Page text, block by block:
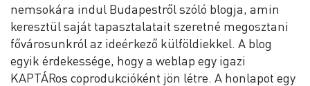
nemsokára indul Budapestről szóló blogja, amin
keresztül saját tapasztalatait szeretné megosztani
fővárosunkról az ideérkező külföldiekkel. A blog
egyik érdekessége, hogy a weblap egy igazi
KAPTÁRos coprodukcióként jön létre. A honlapot egy